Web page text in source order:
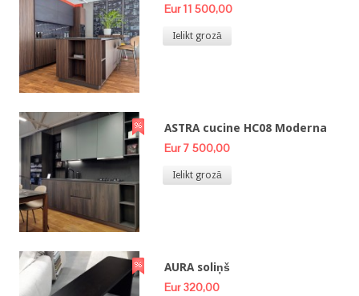
Eur 11 500,00
Ielikt grozā
ASTRA cucine HC08 Moderna
Eur 7 500,00
Ielikt grozā
AURA soliņš
Eur 320,00